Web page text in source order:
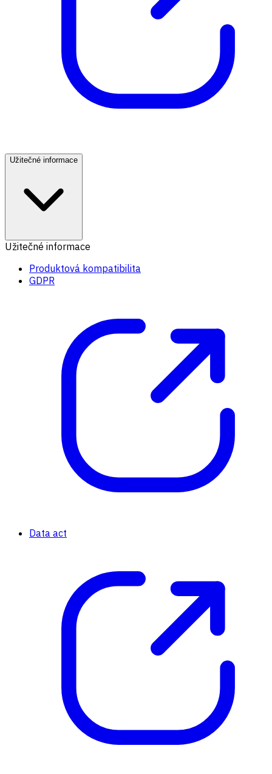
Užitečné informace
Užitečné informace
Produktová kompatibilita
GDPR
Data act